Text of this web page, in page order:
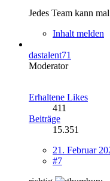
Jedes Team kann
Inhalt melden
dastalent71
Moderator
Erhaltene Likes
411
Beiträge
15.351
21. Februar
#7